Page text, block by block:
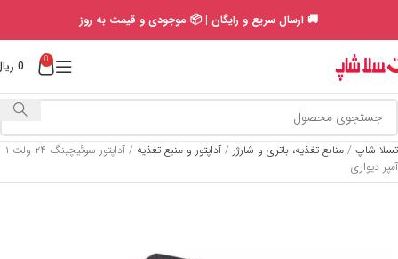
🚚 ارسال سریع و رایگان | 📦 موجودی و قیمت به روز
0
0
تسلا شاپ / منابع تغذیه، باتری و شارژر / آداپتور و منبع تغذیه /
آداپتور سوئیچینگ ۲۴ ولت ۱
آمپر دیواری